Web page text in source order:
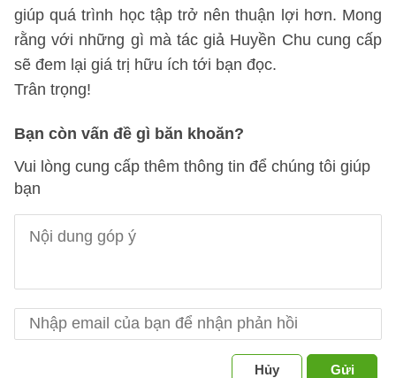
giúp quá trình học tập trở nên thuận lợi hơn. Mong
rằng với những gì mà tác giả Huyền Chu cung cấp
sẽ đem lại giá trị hữu ích tới bạn đọc.
Trân trọng!
Bạn còn vấn đề gì băn khoăn?
Vui lòng cung cấp thêm thông tin để chúng tôi giúp
bạn
Hủy Gửi